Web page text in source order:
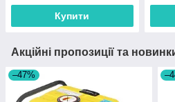
Купити
Акційні пропозиції та
–47%